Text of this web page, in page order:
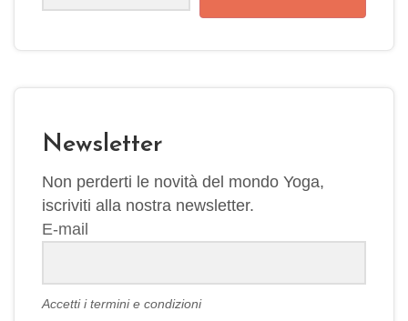
Newsletter
Non perderti le novità del mondo Yoga,
iscriviti alla nostra newsletter.
E-mail
Accetti i termini e condizioni